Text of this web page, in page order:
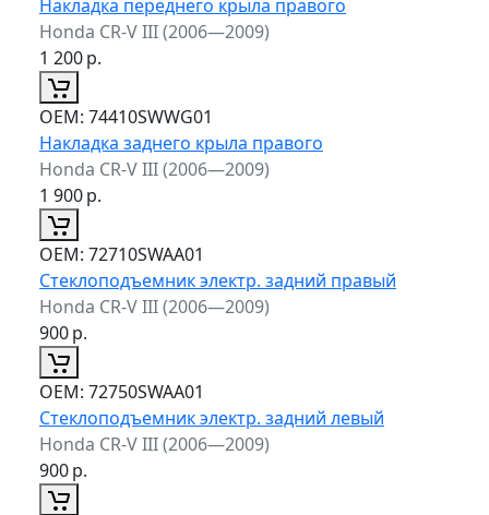
Накладка переднего крыла правого
Honda CR-V III (2006—2009)
1 200р.
ОЕМ: 74410SWWG01
Накладка заднего крыла правого
Honda CR-V III (2006—2009)
1 900р.
ОЕМ: 72710SWAA01
Стеклоподъемник электр. задний правый
Honda CR-V III (2006—2009)
900р.
ОЕМ: 72750SWAA01
Стеклоподъемник электр. задний левый
Honda CR-V III (2006—2009)
900р.